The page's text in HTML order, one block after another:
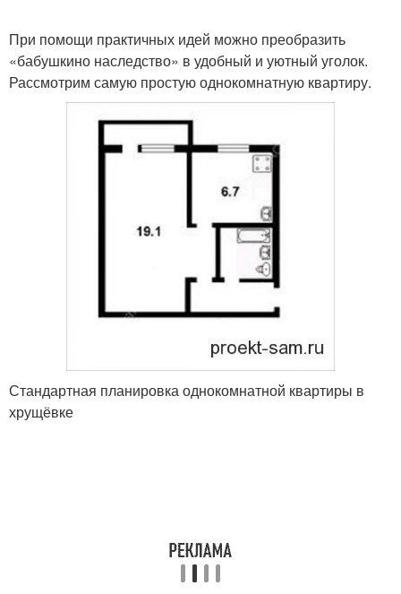
При помощи практичных идей можно преобразить
«бабушкино наследство» в удобный и уютный уголок.
Рассмотрим самую простую однокомнатную квартиру.
Стандартная планировка однокомнатной квартиры в
хрущёвке